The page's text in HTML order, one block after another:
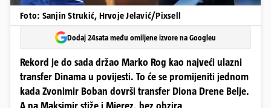
Foto: Sanjin Strukić, Hrvoje Jelavić/Pixsell
Dodaj 24sata među omiljene izvore na Googleu
Rekord je do sada držao Marko Rog kao najveći ulazni
transfer Dinama u povijesti. To će se promijeniti jednom
kada Zvonimir Boban dovrši transfer Diona Drene Belje.
A na Maksimir stiže i Mierez, bez obzira